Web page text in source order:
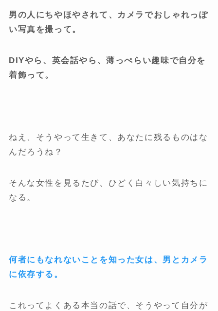
男の人にちやほやされて、カメラでおしゃれっぽ
い写真を撮って。
DIYやら、英会話やら、薄っぺらい趣味で自分を
着飾って。
ねえ、そうやって生きて、あなたに残るものはな
んだろうね？
そんな女性を見るたび、ひどく白々しい気持ちに
なる。
何者にもなれないことを知った女は、男とカメラ
に依存する。
これってよくある本当の話で、そうやって自分が